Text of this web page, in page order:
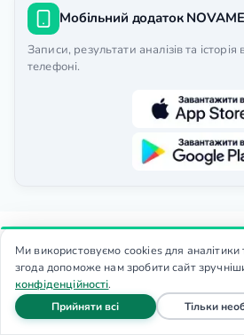
Головна Запис
Мобільний додаток
Записи, результати аналізів та історія
телефоні.
ЄДРПОУ: 36002788
Юридична адреса: 02096, м. Київ,
Сімферопольська, 8
Фактична адреса: м. Київ, вул.
Ми використовуємо cookies для аналітики
згода допоможе нам зробити сайт
конфіденційності.
Прийняти всіфайли cookieТільки